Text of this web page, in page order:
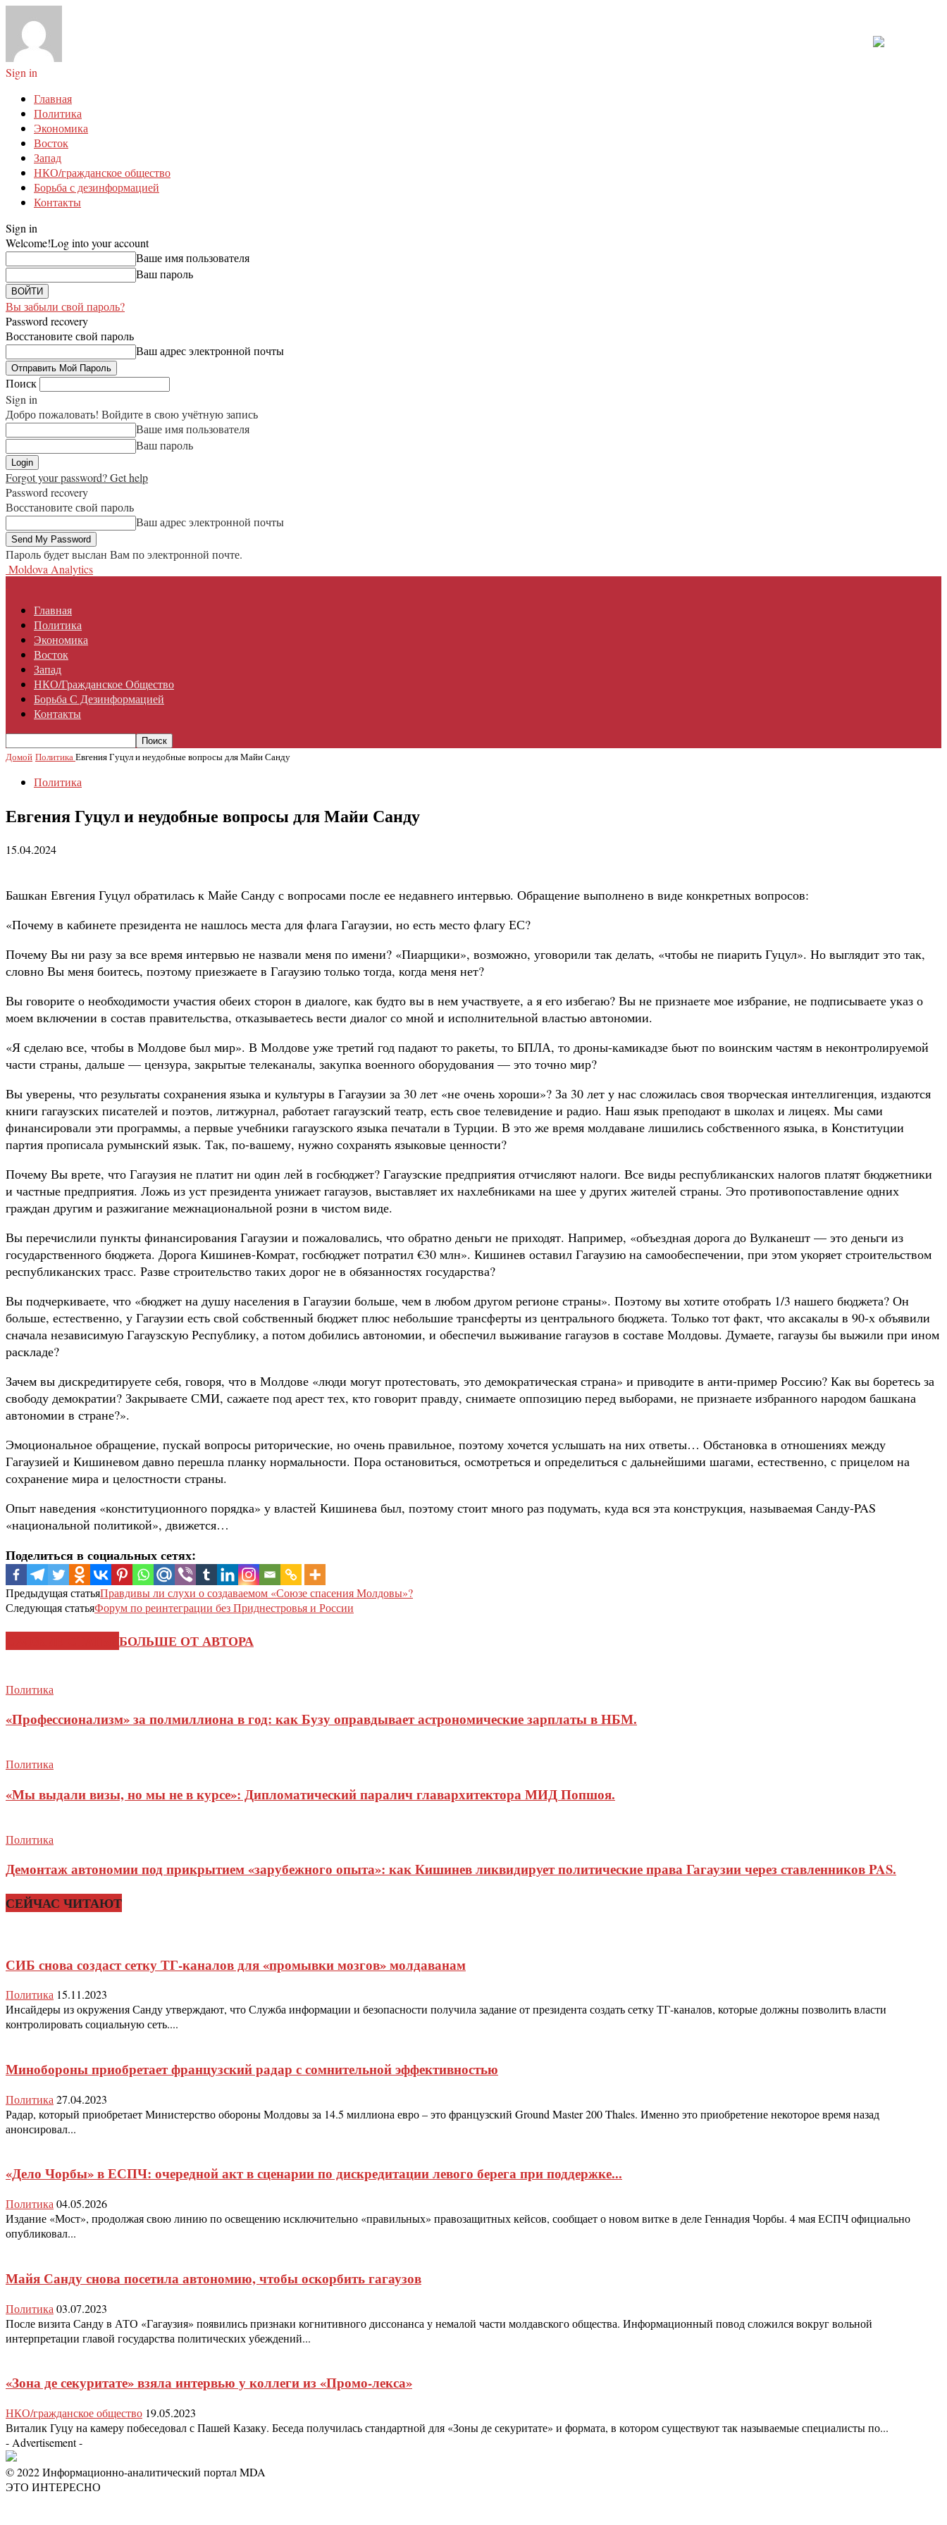
Sign in
Главная
Политика
Экономика
Восток
Запад
НКО/гражданское общество
Борьба с дезинформацией
Контакты
Sign in
Welcome!Log into your account
Ваше имя пользователя
Ваш пароль
Вы забыли свой пароль?
Password recovery
Восстановите свой пароль
Ваш адрес электронной почты
Поиск
Sign in
Добро пожаловать! Войдите в свою учётную запись
Ваше имя пользователя
Ваш пароль
Forgot your password? Get help
Password recovery
Восстановите свой пароль
Ваш адрес электронной почты
Пароль будет выслан Вам по электронной почте.
Moldova Analytics
Главная
Политика
Экономика
Восток
Запад
НКО/гражданское Общество
Борьба С Дезинформацией
Контакты
Домой ПолитикаЕвгения Гуцул и неудобные вопросы для Майи Санду
Политика
Евгения Гуцул и неудобные вопросы для Майи Санду
15.04.2024
Башкан Евгения Гуцул обратилась к Майе Санду с вопросами после ее недавнего интервью. Обращение выполнено в виде конкретных вопросов:
«Почему в кабинете президента не нашлось места для флага Гагаузии, но есть место флагу ЕС?
Почему Вы ни разу за все время интервью не назвали меня по имени? «Пиарщики», возможно, уговорили так делать, «чтобы не пиарить Гуцул». Но выглядит это так,
словно Вы меня боитесь, поэтому приезжаете в Гагаузию только тогда, когда меня нет?
Вы говорите о необходимости участия обеих сторон в диалоге, как будто вы в нем участвуете, а я его избегаю? Вы не признаете мое избрание, не подписываете указ о
моем включении в состав правительства, отказываетесь вести диалог со мной и исполнительной властью автономии.
«Я сделаю все, чтобы в Молдове был мир». В Молдове уже третий год падают то ракеты, то БПЛА, то дроны-камикадзе бьют по воинским частям в неконтролируемой
части страны, дальше — цензура, закрытые телеканалы, закупка военного оборудования — это точно мир?
Вы уверены, что результаты сохранения языка и культуры в Гагаузии за 30 лет «не очень хороши»? За 30 лет у нас сложилась своя творческая интеллигенция, издаются
книги гагаузских писателей и поэтов, литжурнал, работает гагаузский театр, есть свое телевидение и радио. Наш язык преподают в школах и лицеях. Мы сами
финансировали эти программы, а первые учебники гагаузского языка печатали в Турции. В это же время молдаване лишились собственного языка, в Конституции
партия прописала румынский язык. Так, по-вашему, нужно сохранять языковые ценности?
Почему Вы врете, что Гагаузия не платит ни один лей в госбюджет? Гагаузские предприятия отчисляют налоги. Все виды республиканских налогов платят бюджетники
и частные предприятия. Ложь из уст президента унижает гагаузов, выставляет их нахлебниками на шее у других жителей страны. Это противопоставление одних
граждан другим и разжигание межнациональной розни в чистом виде.
Вы перечислили пункты финансирования Гагаузии и пожаловались, что обратно деньги не приходят. Например, «объездная дорога до Вулканешт — это деньги из
государственного бюджета. Дорога Кишинев-Комрат, госбюджет потратил €30 млн». Кишинев оставил Гагаузию на самообеспечении, при этом укоряет строительством
республиканских трасс. Разве строительство таких дорог не в обязанностях государства?
Вы подчеркиваете, что «бюджет на душу населения в Гагаузии больше, чем в любом другом регионе страны». Поэтому вы хотите отобрать 1/3 нашего бюджета? Он
больше, естественно, у Гагаузии есть свой собственный бюджет плюс небольшие трансферты из центрального бюджета. Только тот факт, что аксакалы в 90-х объявили
сначала независимую Гагаузскую Республику, а потом добились автономии, и обеспечил выживание гагаузов в составе Молдовы. Думаете, гагаузы бы выжили при ином
раскладе?
Зачем вы дискредитируете себя, говоря, что в Молдове «люди могут протестовать, это демократическая страна» и приводите в анти-пример Россию? Как вы боретесь за
свободу демократии? Закрываете СМИ, сажаете под арест тех, кто говорит правду, снимаете оппозицию перед выборами, не признаете избранного народом башкана
автономии в стране?».
Эмоциональное обращение, пускай вопросы риторические, но очень правильное, поэтому хочется услышать на них ответы… Обстановка в отношениях между
Гагаузией и Кишиневом давно перешла планку нормальности. Пора остановиться, осмотреться и определиться с дальнейшими шагами, естественно, с прицелом на
сохранение мира и целостности страны.
Опыт наведения «конституционного порядка» у властей Кишинева был, поэтому стоит много раз подумать, куда вся эта конструкция, называемая Санду-PAS
«национальной политикой», движется…
Поделиться в социальных сетях:
Предыдущая статьяПравдивы ли слухи о создаваемом «Союзе спасения Молдовы»?
Следующая статьяФорум по реинтеграции без Приднестровья и России
БОЛЬШЕ ОТ АВТОРА
Политика
«Профессионализм» за полмиллиона в год: как Бузу оправдывает астрономические зарплаты в НБМ.
Политика
«Мы выдали визы, но мы не в курсе»: Дипломатический паралич главархитектора МИД Попшоя.
Политика
Демонтаж автономии под прикрытием «зарубежного опыта»: как Кишинев ликвидирует политические права Гагаузии через ставленников PAS.
СЕЙЧАС ЧИТАЮТ
СИБ снова создаст сетку ТГ-каналов для «промывки мозгов» молдаванам
Политика 15.11.2023
Инсайдеры из окружения Санду утверждают, что Служба информации и безопасности получила задание от президента создать сетку ТГ-каналов, которые должны позволить власти
контролировать социальную сеть....
Минобороны приобретает французский радар с сомнительной эффективностью
Политика 27.04.2023
Радар, который приобретает Министерство обороны Молдовы за 14.5 миллиона евро – это французский Ground Master 200 Thales. Именно это приобретение некоторое время назад
анонсировал...
«Дело Чорбы» в ЕСПЧ: очередной акт в сценарии по дискредитации левого берега при поддержке...
Политика 04.05.2026
Издание «Мост», продолжая свою линию по освещению исключительно «правильных» правозащитных кейсов, сообщает о новом витке в деле Геннадия Чорбы. 4 мая ЕСПЧ официально
опубликовал...
Майя Санду снова посетила автономию, чтобы оскорбить гагаузов
Политика 03.07.2023
После визита Санду в АТО «Гагаузия» появились признаки когнитивного диссонанса у немалой части молдавского общества. Информационный повод сложился вокруг вольной
интерпретации главой государства политических убеждений...
«Зона де секуритате» взяла интервью у коллеги из «Промо-лекса»
НКО/гражданское общество 19.05.2023
Виталик Гуцу на камеру побеседовал с Пашей Казаку. Беседа получилась стандартной для «Зоны де секуритате» и формата, в котором существуют так называемые специалисты по...
- Advertisement -
© 2022 Информационно-аналитический портал MDA
ЭТО ИНТЕРЕСНО